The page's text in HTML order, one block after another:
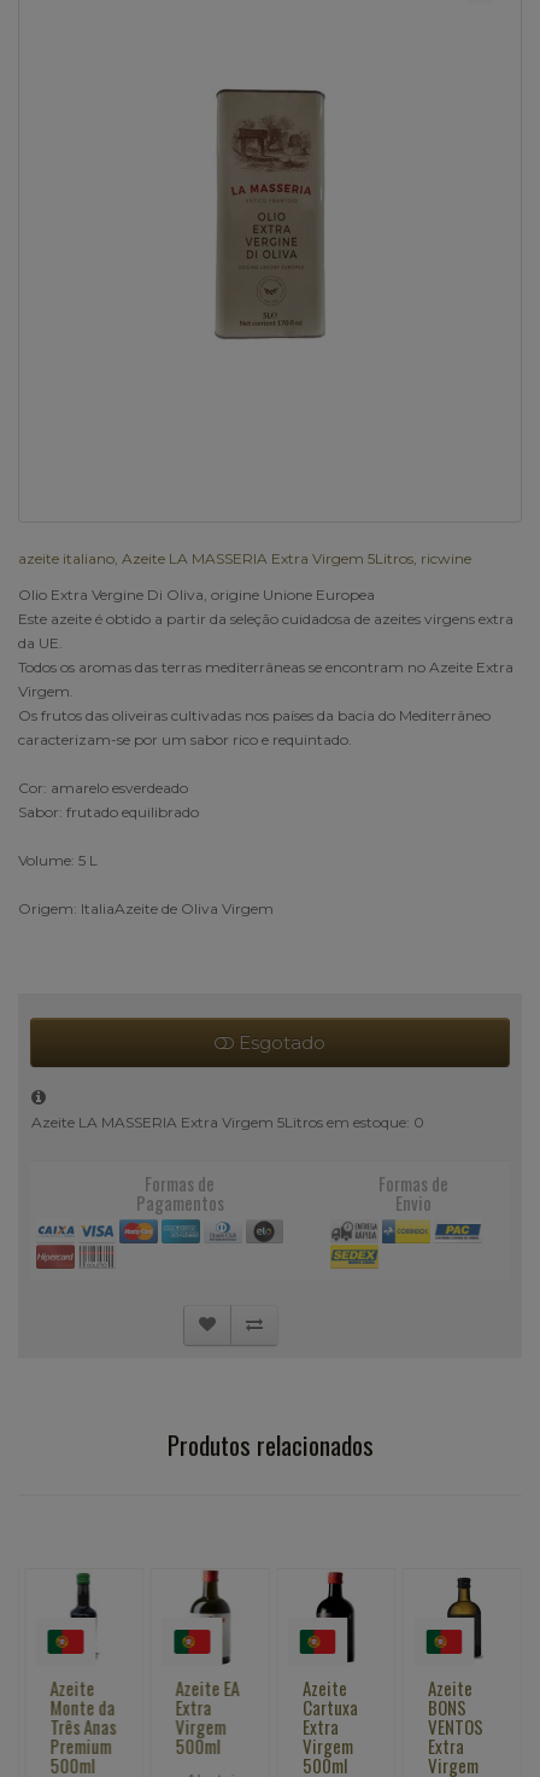
azeite italiano Azeite LA MASSERIA Extra Virgem 5Litros ricwine
Olio Extra Vergine Di Oliva, origine Unione Europea
Este azeite é obtido a partir da seleção cuidadosa de azeites virgens extra
da UE.
Todos os aromas das terras mediterrâneas se encontram no Azeite Extra
Virgem.
Os frutos das oliveiras cultivadas nos países da bacia do Mediterrâneo
caracterizam-se por um sabor rico e requintado.
Cor: amarelo esverdeado
Sabor: frutado equilibrado
Volume: 5 L
Origem: ItaliaAzeite de Oliva Virgem
Esgotado
Azeite LA MASSERIA Extra Virgem 5Litros em estoque: 0
Formas de
Pagamentos
Formas de
Envio
Produtos relacionados
Azeite
Monte da
Três Anas
Premium
500ml
Azeite EA
Extra
Virgem
500ml
Azeite
Cartuxa
Extra
Virgem
500ml
Azeite
BONS
VENTOS
Extra
Virgem